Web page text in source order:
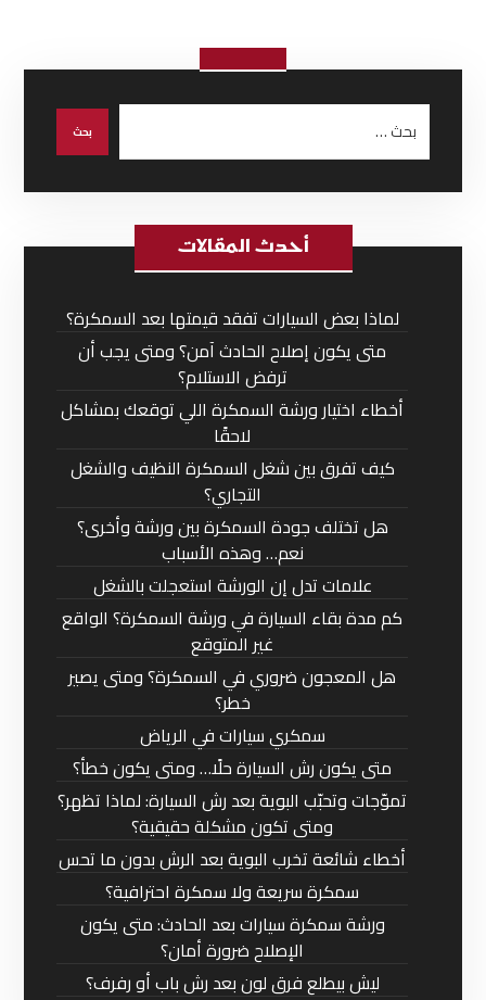
أحدث المقالات
لماذا بعض السيارات تفقد قيمتها بعد السمكرة؟
متى يكون إصلاح الحادث آمن؟ ومتى يجب أن
ترفض الاستلام؟
أخطاء اختيار ورشة السمكرة اللي توقعك بمشاكل
لاحقًا
كيف تفرق بين شغل السمكرة النظيف والشغل
التجاري؟
هل تختلف جودة السمكرة بين ورشة وأخرى؟
نعم… وهذه الأسباب
علامات تدل إن الورشة استعجلت بالشغل
كم مدة بقاء السيارة في ورشة السمكرة؟ الواقع
غير المتوقع
هل المعجون ضروري في السمكرة؟ ومتى يصير
خطر؟
سمكري سيارات في الرياض
متى يكون رش السيارة حلًا… ومتى يكون خطأ؟
تموّجات وتحبّب البوية بعد رش السيارة: لماذا تظهر؟
ومتى تكون مشكلة حقيقية؟
أخطاء شائعة تخرب البوية بعد الرش بدون ما تحس
سمكرة سريعة ولا سمكرة احترافية؟
ورشة سمكرة سيارات بعد الحادث: متى يكون
الإصلاح ضرورة أمان؟
ليش بيطلع فرق لون بعد رش باب أو رفرف؟